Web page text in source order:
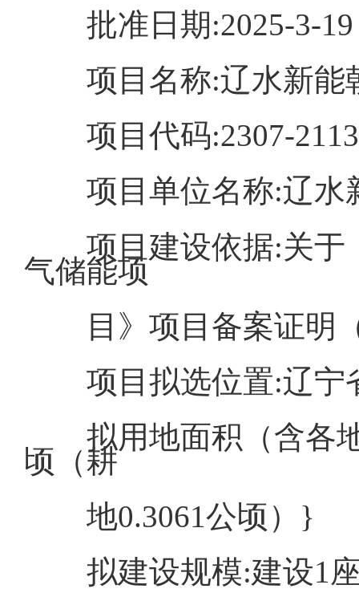
批准日期:2025-3-19
项目名称:辽水新能
项目代码:2307-
项目单位名称:辽水
项目建设依据:关于
气储能项
目》项目备案证明
项目拟选位置:辽宁
拟用地面积（含各
顷（耕
地0.3061公顷）}
拟建设规模:建设1